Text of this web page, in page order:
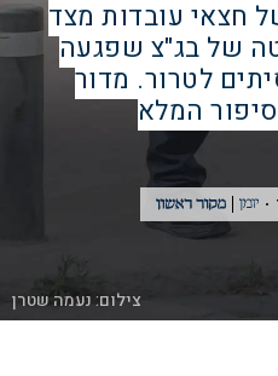
צילום:נעמה שטרן
חצאי עובדות מצד
של בג"צ שפגעה
לטרור. מדור
המלא